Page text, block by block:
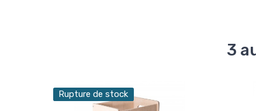
3
Rupture de stock